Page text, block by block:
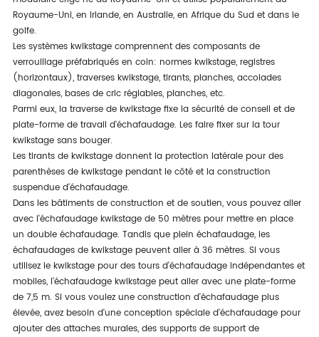
Royaume-Uni, en Irlande, en Australie, en Afrique du Sud et dans le
golfe.
Les systèmes kwikstage comprennent des composants de
verrouillage préfabriqués en coin: normes kwikstage, registres
(horizontaux), traverses kwikstage, tirants, planches, accolades
diagonales, bases de cric réglables, planches, etc.
Parmi eux, la traverse de kwikstage fixe la sécurité de conseil et de
plate-forme de travail d'échafaudage. Les faire fixer sur la tour
kwikstage sans bouger.
Les tirants de kwikstage donnent la protection latérale pour des
parenthèses de kwikstage pendant le côté et la construction
suspendue d'échafaudage.
Dans les bâtiments de construction et de soutien, vous pouvez aller
avec l'échafaudage kwikstage de 50 mètres pour mettre en place
un double échafaudage. Tandis que plein échafaudage, les
échafaudages de kwikstage peuvent aller à 36 mètres. Si vous
utilisez le kwikstage pour des tours d'échafaudage indépendantes et
mobiles, l'échafaudage kwikstage peut aller avec une plate-forme
de 7,5 m. Si vous voulez une construction d'échafaudage plus
élevée, avez besoin d'une conception spéciale d'échafaudage pour
ajouter des attaches murales, des supports de support de